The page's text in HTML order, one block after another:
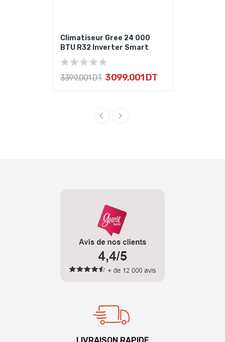
Climatiseur Gree 24 000
BTU R32 Inverter Smart
3 399,001 DT 3 099,001 DT
LIVRAISON RAPIDE